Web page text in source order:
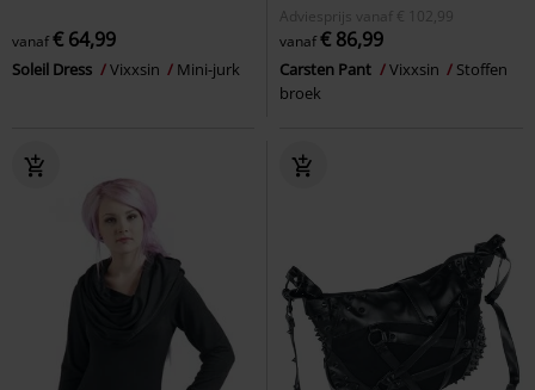
vanaf€ 64,99
Soleil Dress Vixxsin Mini-jurk
Adviesprijs
vanaf € 102,99
vanaf€ 86,99
Carsten Pant Vixxsin
Stoffen
broek